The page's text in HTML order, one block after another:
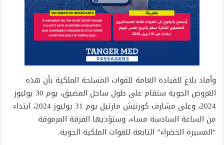
وأفاد بلاغ للقيادة العامة للقوات المسلحة الملكية بأن هذه
العروض الجوية ستقام على طول ساحل المضيق، يوم 30 يوليوز
2024، وعلى مشارف كورنيش مارتيل يوم 31 يوليوز 2024، ابتداء
من الساعة السادسة مساء، وستؤديها الفرقة المرموقة
“المسيرة الخضراء” التابعة للقوات الملكية الجوية.